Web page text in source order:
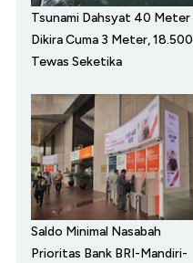
Tsunami Dahsyat 40 Meter
Dikira Cuma 3 Meter, 18.500
Tewas Seketika
Saldo Minimal Nasabah
Prioritas Bank BRI-Mandiri-